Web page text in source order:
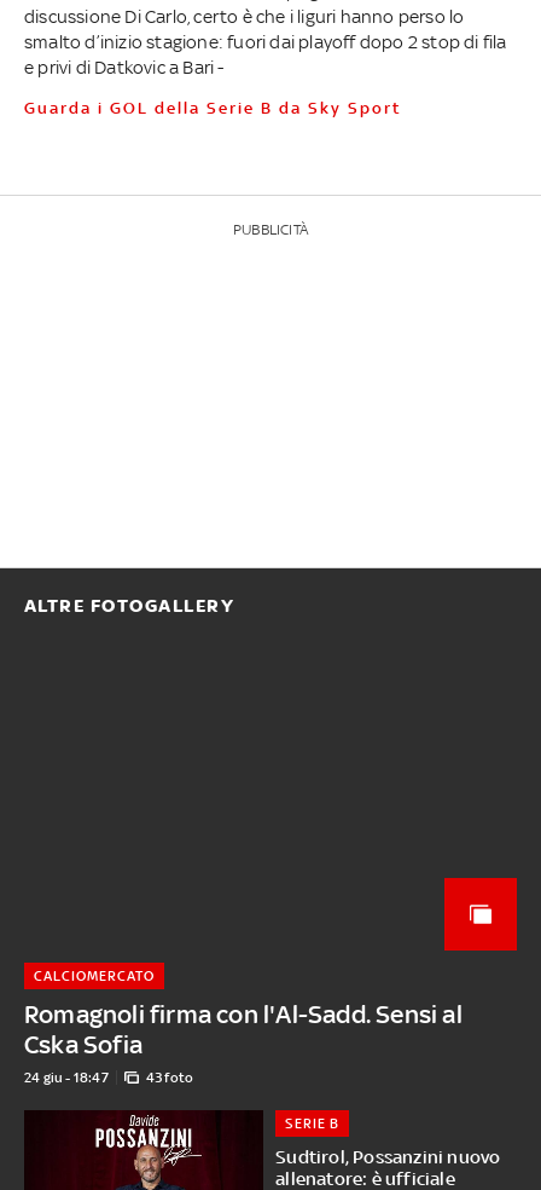
discussione Di Carlo, certo è che i liguri hanno perso lo
smalto d’inizio stagione: fuori dai playoff dopo 2 stop di fila
e privi di Datkovic a Bari -
Guarda i GOL della Serie B da Sky Sport
PUBBLICITÀ
ALTRE FOTOGALLERY
Romagnoli firma con l'Al-Sadd. Sensi al
Cska Sofia
CALCIOMERCATO
24 giu - 18:47 43 foto
Sudtirol, Possanzini nuovo
allenatore: è ufficiale
SERIE B